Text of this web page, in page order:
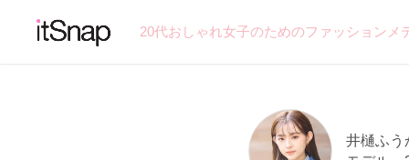
20代おしゃれ女子のためのファッション
井樋ふう